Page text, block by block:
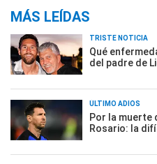
MÁS LEÍDAS
TRISTE NOTICIA
Qué
del padre de
ÚLTIMO ADIÓS
Por la muerte
Rosario: la